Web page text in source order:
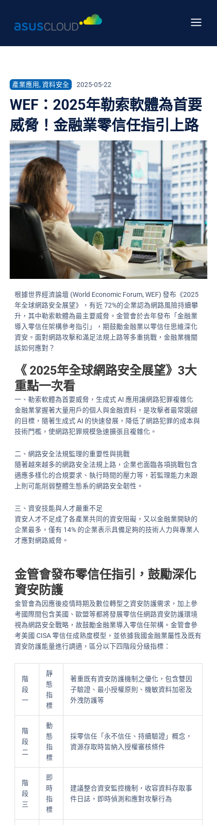
內
Menu
產業應用,資料安全 2025-05-22
WEF：2025年勒索軟體為首要
威脅！金融業零信任指引上路
根據世界經濟論壇 (World Economic Forum, WEF) 發布《2025
年全球網路安全展望》，有近 72%的企業認為網路風險持續攀
升，其中勒索軟體為最主要威脅。金管會於去年發布「金融業
導入零信任架構參考指引」，期鼓勵金融業以零信任思維深化
資安。面對網路攻擊和滿足法規上路等多重挑戰，金融業機關
該如何應對？
《 2025年全球網路安全展望》3大
重點一次看
一、勒索軟體為首要威脅，生成式 AI 應用讓網路犯罪複雜化
金融業掌握著大量用戶的個人與金融資料，是攻擊者最常覬覦
的目標，隨著生成式 AI 的快速發展，降低了網路犯罪的成本與
技術門檻，使網路犯罪規模急速擴張且複雜化。
二、網路安全法規監理的重要性與挑戰
隨著越來越多的網路安全法規上路，企業也面臨各項挑戰包含
適應多樣化的合規要求、執行時間的壓力等，若監理能力未跟
上則可能削弱整體生態系的網路安全韌性。
三、資安技能與人才嚴重不足
資安人才不足成了各產業共同的資安阻礙，又以金融業開缺的
企業最多，僅有 14% 的企業表示具備足夠的技術人力與專業人
才應對網路威脅。
金管會發布零信任指引，鼓勵深化
資安防護
金管會為因應後疫情時期及數位轉型之資安防護需求，加上參
考國際間包含美國、歐盟等都將發展零信任網路資安防護環境
視為網路安全戰略，故鼓勵金融業導入零信任架構。金管會參
考美國 CISA 零信任成熟度模型，並依據我國金融業屬性及既有
資安防護能量進行調適，區分以下四階段分級指標：
階
段
一
靜
態
指
標
著重既有資安防護機制之優化，包含雙因
子驗證、最小授權原則、機敏資料加密及
外洩防護等
階
段
二
動
態
指
標
採零信任「永不信任、持續驗證」概念，
資源存取時皆納入授權審核條件
階
段
三
即
時
指
標
建議整合資安監控機制，收容資料存取事
件日誌，即時偵測和應對攻擊行為